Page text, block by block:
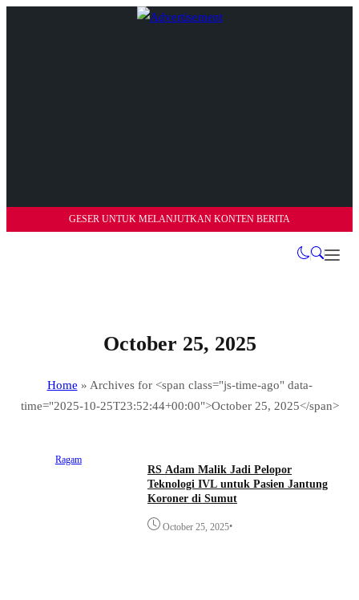
GESER UNTUK MELANJUTKAN KONTEN BERITA
October 25, 2025
Home » Archives for <span class="js-time-ago" data-
time="2025-10-25T23:52:44+00:00">October 25, 2025</span>
Ragam
RS Adam Malik Jadi Pelopor
Teknologi IVL untuk Pasien Jantung
Koroner di Sumut
October 25, 2025•